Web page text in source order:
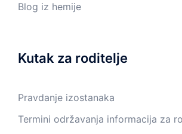
Blog iz hemije
Kutak za roditelje
Pravdanje izostanaka
Termini održavanja informacija za